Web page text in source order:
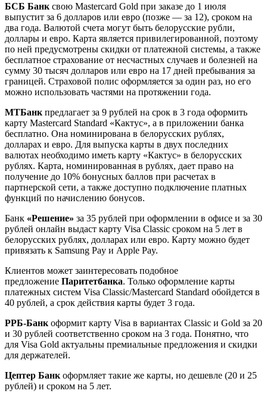
БСБ Банк свою Mastercard Gold при заказе до 1 июля
выпустит за 6 долларов или евро (позже — за 12), сроком на
два года. Валютой счета могут быть белорусские рубли,
доллары и евро. Карта является привилегированной, поэтому
по ней предусмотрены скидки от платежной системы, а также
бесплатное страхование от несчастных случаев и болезней на
сумму 30 тысяч долларов или евро на 17 дней пребывания за
границей. Страховой полис оформляется за один раз, но его
можно использовать частями на протяжении года.
МТБанк предлагает за 9 рублей на срок в 3 года оформить
карту Mastercard Standard «Кактус», а в приложении банка
бесплатно. Она номинирована в белорусских рублях,
долларах и евро. Для выпуска карты в двух последних
валютах необходимо иметь карту «Кактус» в белорусских
рублях. Карта, номинированная в рублях, дает право на
получение до 10% бонусных баллов при расчетах в
партнерской сети, а также доступно подключение платных
функций по начислению бонусов.
Банк «Решение» за 35 рублей при оформлении в офисе и за 30
рублей онлайн выдаст карту Visa Classic сроком на 5 лет в
белорусских рублях, долларах или евро. Карту можно будет
привязать к Samsung Pay и Apple Pay.
Клиентов может заинтересовать подобное
предложение Паритетбанка. Только оформление карты
платежных систем Visa Classic/Mastercard Standard обойдется в
40 рублей, а срок действия карты будет 3 года.
РРБ-Банк оформит карту Visa в вариантах Classic и Gold за 20
и 30 рублей соответственно сроком на 3 года. Понятно, что
для Visa Gold актуальны премиальные предложения и скидки
для держателей.
Цептер Банк оформляет такие же карты, но дешевле (20 и 25
рублей) и сроком на 5 лет.